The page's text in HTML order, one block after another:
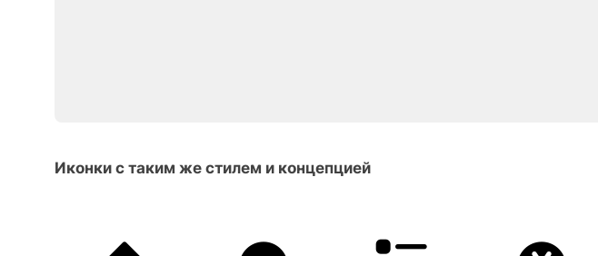
Иконки с таким же стилем и концепцией